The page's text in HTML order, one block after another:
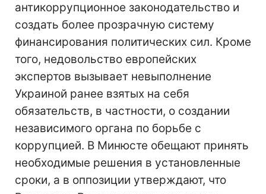
антикоррупционное законодательство и
создать более прозрачную систему
финансирования политических сил. Кроме
того, недовольство европейских
экспертов вызывает невыполнение
Украиной ранее взятых на себя
обязательств, в частности, о создании
независимого органа по борьбе с
коррупцией. В Минюсте обещают принять
необходимые решения в установленные
сроки, а в оппозиции утверждают, что